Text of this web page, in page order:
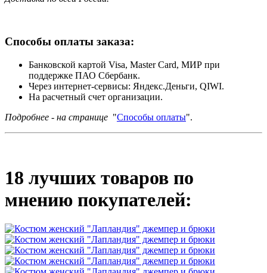
Способы оплаты заказа:
Банковской картой Visa, Master Card, МИР при
поддержке ПАО Сбербанк.
Через интернет-сервисы: Яндекс.Деньги, QIWI.
На расчетный счет организации.
Подробнее - на странице "Способы оплаты".
18 лучших товаров по
мнению покупателей: